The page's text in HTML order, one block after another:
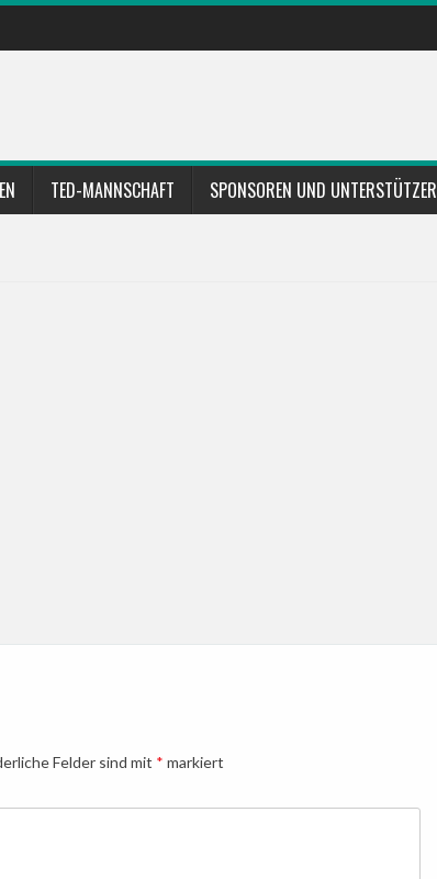
TED-MANNSCHAFT SPONSOREN UND UNTERSTÜTZER
Felder sind mit * markiert